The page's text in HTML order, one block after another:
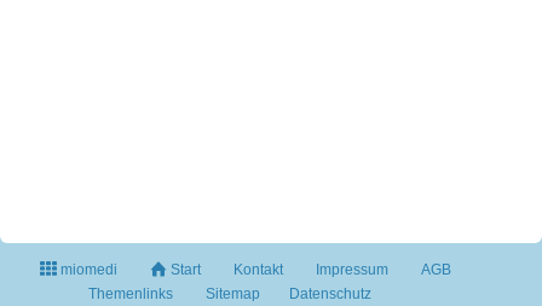
miomedi Start Kontakt Impressum
AGB
Themenlinks
Sitemap Datenschutz